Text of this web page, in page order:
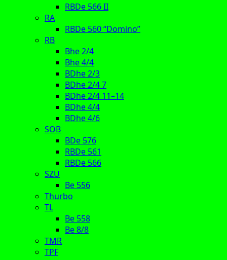
RBDe 566 II
RA
RBDe 560 “Domino”
RB
Bhe 2/4
Bhe 4/4
BDhe 2/3
BDhe 2/4 7
BDhe 2/4 11–14
BDhe 4/4
BDhe 4/6
SOB
BDe 576
RBDe 561
RBDe 566
SZU
Be 556
Thurbo
TL
Be 558
Be 8/8
TMR
TPF